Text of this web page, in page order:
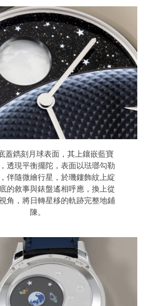
蓋鐫刻月球表面，其上鑲嵌藍寶
透現平衡擺陀，表面以琺瑯勾勒
伴隨微繪行星，於璣鏤飾紋上綻
的敘事與錶盤遙相呼應，換上從
角，將日轉星移的軌跡完整地鋪
陳。